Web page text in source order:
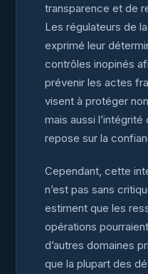
transparence et de
Les régulateurs de
exprimé leur
contrôles inopinés
prévenir les actes
visent à protéger
mais aussi
repose sur la
Cependant, cette
n’est pas sans
estiment que les
opérations
d’autres domaines
que la plupart des